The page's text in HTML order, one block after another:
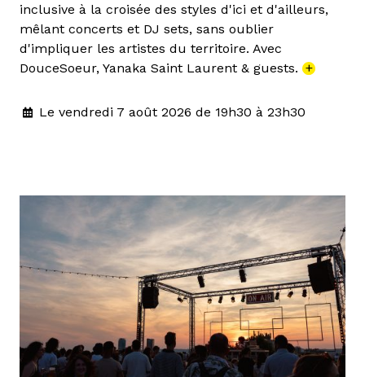
inclusive à la croisée des styles d'ici et d'ailleurs,
mêlant concerts et DJ sets, sans oublier
d'impliquer les artistes du territoire. Avec
DouceSoeur, Yanaka Saint Laurent & guests. +
Le vendredi 7 août 2026 de 19h30 à 23h30